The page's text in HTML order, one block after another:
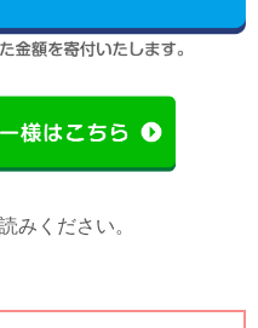
みください。